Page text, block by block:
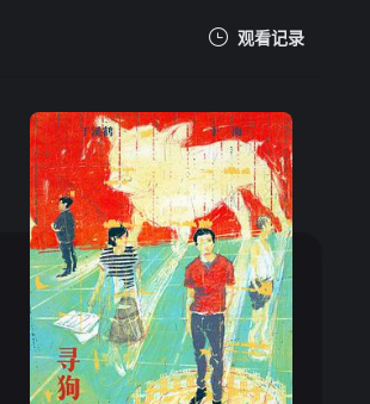
观看记录
暂无观看影片的记录